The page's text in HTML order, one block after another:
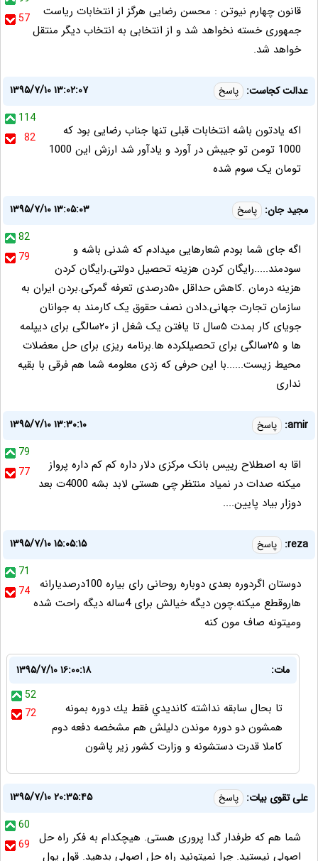
57
قانون چهارم نیوتن : محسن رضایی هرگز از انتخابات ریاست
جمهوری خسته نخواهد شد و از انتخابی به انتخاب دیگر منتقل
خواهد شد.
عدالت کجاست: پاسخ
۱۳۹۵/۷/۱۰ ۱۳:۰۲:۰۷
114
82
اکه یادتون باشه انتخابات قبلی تنها جناب رضایی بود که
1000 تومن تو جیبش در آورد و یادآور شد ارزش این 1000
تومان یک سوم شده
مجید جان: پاسخ
۱۳۹۵/۷/۱۰ ۱۳:۰۵:۰۳
82
79
اگه جای شما بودم شعارهایی میدادم که شدنی باشه و
سودمند.....رایگان کردن هزینه تحصیل دولتی.رایگان کردن
هزینه درمان .کاهش حداقل ۵۰درصدی تعرفه گمرکی.بردن ایران به
سازمان تجارت جهانی.دادن نصف حقوق یک کارمند به جوانان
جویای کار بمدت ۵سال تا یافتن یک شغل از ٢۰سالگی برای دیپلمه
ها و ٢۵سالگی برای تحصیلکرده ها.برنامه ریزی برای حل معضلات
محیط زیست......با این حرفی که زدی معلومه شما هم فرقی با بقیه
نداری
amir: پاسخ
۱۳۹۵/۷/۱۰ ۱۳:۳۰:۱۰
79
77
اقا به اصطلاح رییس بانک مرکزی دلار داره کم کم داره پرواز
میکنه صدات در نمیاد منتظر چی هستی لابد بشه 4000ت بعد
دوزار بیاد پایین....
reza: پاسخ
۱۳۹۵/۷/۱۰ ۱۵:۰۵:۱۵
71
74
دوستان اگردوره بعدی دوباره روحانی رای بیاره 100درصدیارانه
هاروقطع میکنه.چون دیگه خیالش برای 4ساله دیگه راحت شده
ومیتونه صاف مون کنه
مات:
۱۳۹۵/۷/۱۰ ۱۶:۰۰:۱۸
52
72
تا بحال سابقه نداشته كانديدي فقط يك دوره بمونه
همشون دو دوره موندن دليلش هم مشخصه دفعه دوم
كاملا قدرت دستشونه و وزارت كشور زير پاشون
علی تقوی بیات: پاسخ
۱۳۹۵/۷/۱۰ ۲۰:۳۵:۴۵
60
69
شما هم که طرفدار گدا پروری هستی. هیچکدام به فکر راه حل
اصولی نیستید. چرا نمیتونید راه حل اصولی بدهید. قول پول